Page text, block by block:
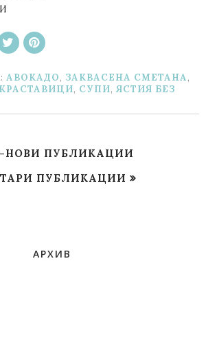
АВОКАДО, ЗАКВАСЕНА СМЕТАНА,
КРАСТАВИЦИ, СУПИ, ЯСТИЯ БЕЗ
НОВИ ПУБЛИКАЦИИ
ПУБЛИКАЦИИ
АРХИВ